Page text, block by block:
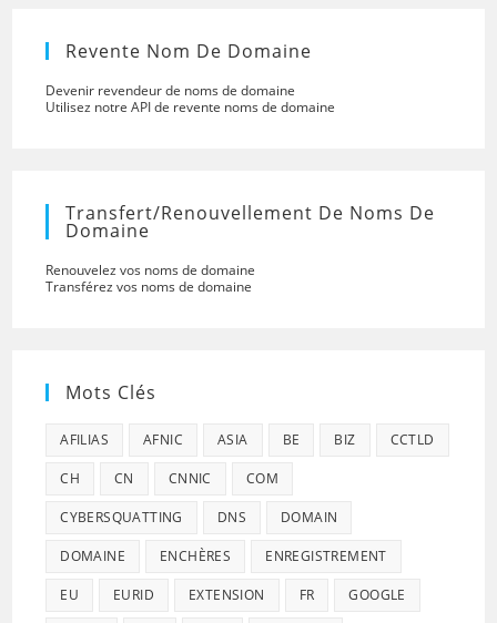
Revente Nom De Domaine
Devenir revendeur de noms de domaine
Utilisez notre API de revente noms de domaine
Transfert/renouvellement De Noms De
Domaine
Renouvelez vos noms de domaine
Transférez vos noms de domaine
Mots Clés
AFILIAS AFNIC ASIA BE BIZ CCTLD
CH CN CNNIC COM
CYBERSQUATTING DNS DOMAIN
DOMAINE ENCHÈRES ENREGISTREMENT
EU EURID EXTENSION FR GOOGLE